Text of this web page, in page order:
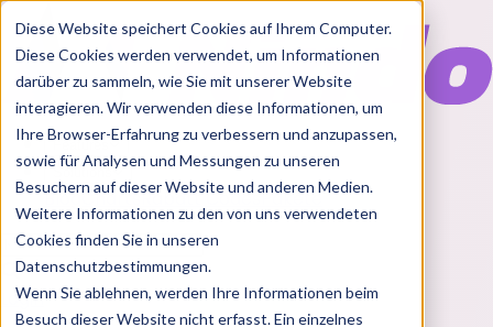
Diese Website speichert Cookies auf Ihrem Computer.
Diese Cookies werden verwendet, um Informationen
darüber zu sammeln, wie Sie mit unserer Website
interagieren. Wir verwenden diese Informationen, um
Ihre Browser-Erfahrung zu verbessern und anzupassen,
sowie für Analysen und Messungen zu unseren
Besuchern auf dieser Website und anderen Medien.
Weitere Informationen zu den von uns verwendeten
Cookies finden Sie in unseren
Datenschutzbestimmungen.
Wenn Sie ablehnen, werden Ihre Informationen beim
Besuch dieser Website nicht erfasst. Ein einzelnes
Features
Solutions
BlogChartsRabatt CodesPakete
Login